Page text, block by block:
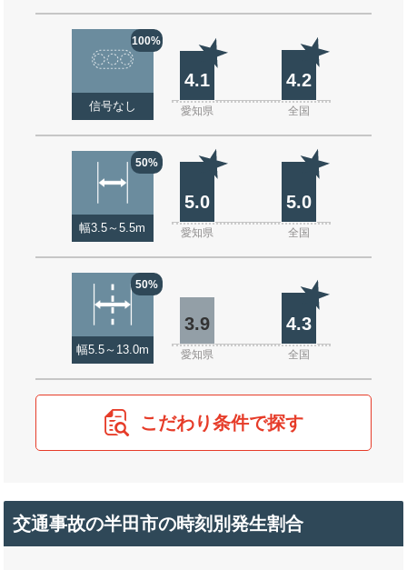
100%
信号なし
4.1 4.2
愛知県 全国
50%
幅3.5～5.5m
5.0 5.0
愛知県 全国
50%
幅5.5～13.0m
3.9 4.3
愛知県 全国
こだわり条件で探す
交通事故の半田市の時刻別発生割合